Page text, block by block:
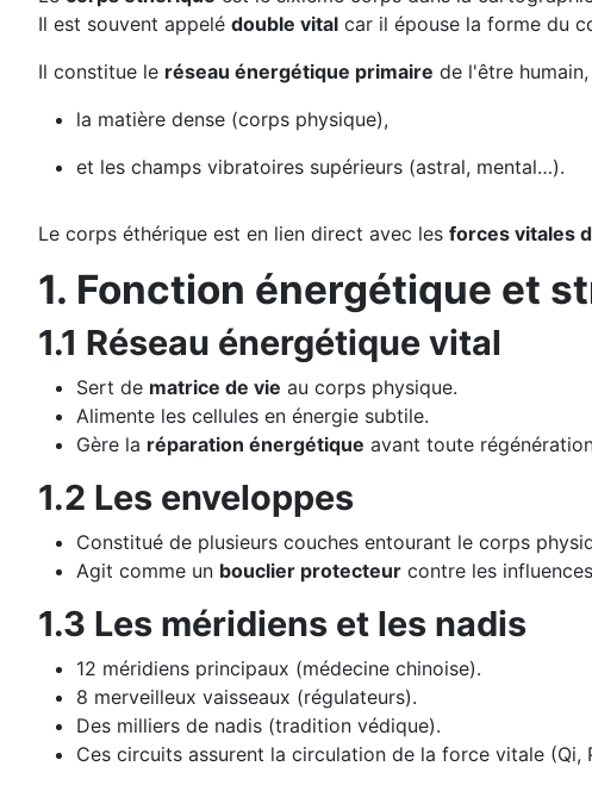
Il est souvent appelé double vital car il épouse la forme du
Il constitue le réseau énergétique primaire de l'être
la matière dense (corps physique),
et les champs vibratoires supérieurs (astral, mental…).
Le corps éthérique est en lien direct avec les forces vitales
1. Fonction énergétique et
1.1 Réseau énergétique vital
Sert de matrice de vie au corps physique.
Alimente les cellules en énergie subtile.
Gère la réparation énergétique avant toute
1.2 Les enveloppes
Constitué de plusieurs couches entourant le corps
Agit comme un bouclier protecteur contre les
1.3 Les méridiens et les nadis
12 méridiens principaux (médecine chinoise).
8 merveilleux vaisseaux (régulateurs).
Des milliers de nadis (tradition védique).
Ces circuits assurent la circulation de la force vitale (Qi,